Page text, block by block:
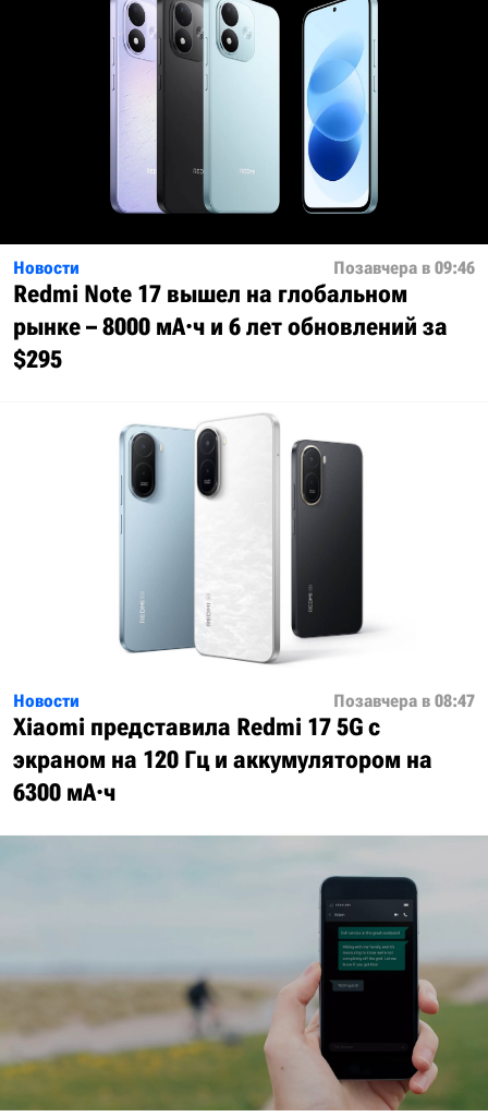
Новости Позавчера в 09:46
Redmi Note 17 вышел на глобальном
рынке – 8000 мА·ч и 6 лет обновлений за
$295
Новости Позавчера в 08:47
Xiaomi представила Redmi 17 5G с
экраном на 120 Гц и аккумулятором на
6300 мА·ч